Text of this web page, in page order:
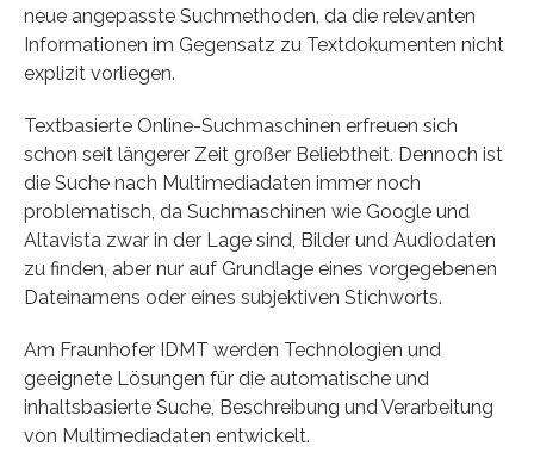
neue angepasste Suchmethoden, da die relevanten
Informationen im Gegensatz zu Textdokumenten nicht
explizit vorliegen.
Textbasierte Online-Suchmaschinen erfreuen sich
schon seit längerer Zeit großer Beliebtheit. Dennoch ist
die Suche nach Multimediadaten immer noch
problematisch, da Suchmaschinen wie Google und
Altavista zwar in der Lage sind, Bilder und Audiodaten
zu finden, aber nur auf Grundlage eines vorgegebenen
Dateinamens oder eines subjektiven Stichworts.
Am Fraunhofer IDMT werden Technologien und
geeignete Lösungen für die automatische und
inhaltsbasierte Suche, Beschreibung und Verarbeitung
von Multimediadaten entwickelt.